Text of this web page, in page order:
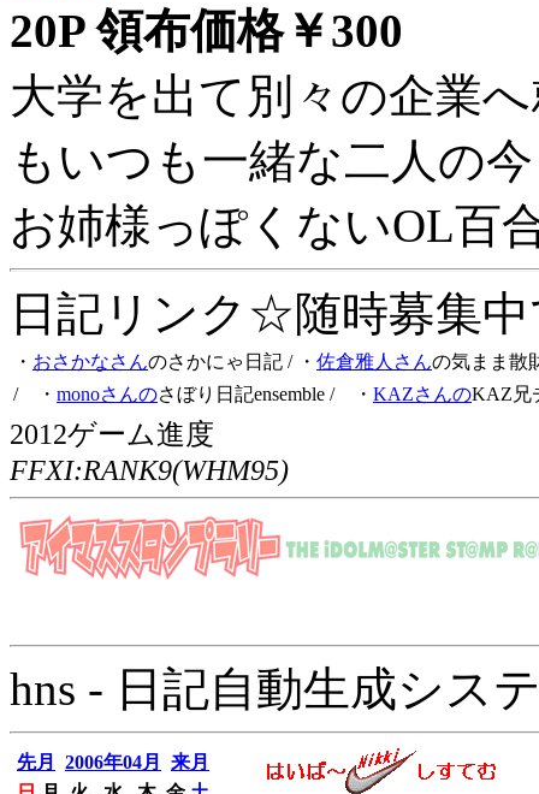
20P 領布価格￥300
大学を出て別々の企業
もいつも一緒な二人の
お姉様っぽくないOL百
日記リンク☆随時募集
・ おさかなさんのさかにゃ日記 / ・ 佐倉雅人さんの気まま散
/ ・ monoさんのさぼり日記ensemble / ・ KAZさんのKAZ兄
2012ゲーム進度
FFXI:RANK9(WHM95)
hns - 日記自動生成シス
先月 2006年04月
来月